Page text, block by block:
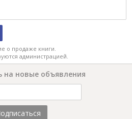
о продаже книги.
администрацией.
на новые объявления